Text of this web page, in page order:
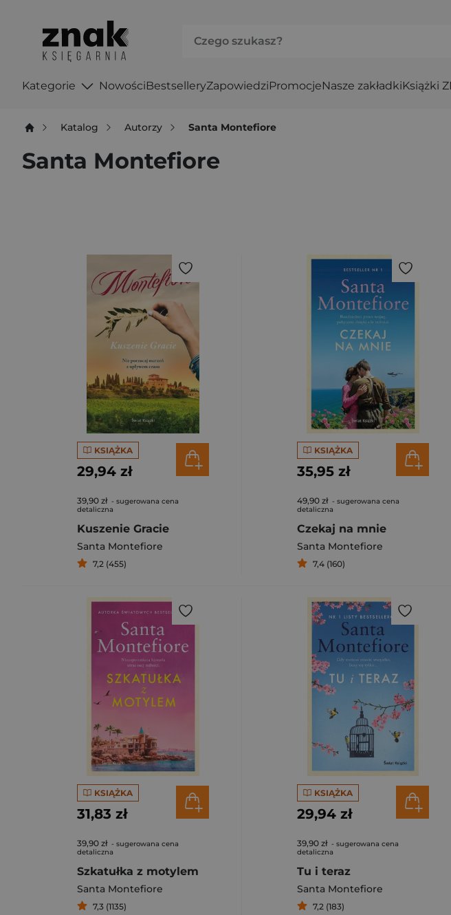
Kategorie NowościBestselleryZapowiedziPromocjeNasze zakładkiKsiążki
Katalog Autorzy Santa Montefiore
Santa Montefiore
KSIĄŻKA
29,94 zł
39,90 zł - sugerowana cena
detaliczna
Kuszenie Gracie
Santa Montefiore
7,2 (455)
KSIĄŻKA
35,95 zł
49,90 zł - sugerowana cena
detaliczna
Czekaj na mnie
Santa Montefiore
7,4 (160)
KSIĄŻKA
31,83 zł
39,90 zł - sugerowana cena
detaliczna
Szkatułka z motylem
Santa Montefiore
7,3 (1135)
KSIĄŻKA
29,94 zł
39,90 zł - sugerowana cena
detaliczna
Tu i teraz
Santa Montefiore
7,2 (183)